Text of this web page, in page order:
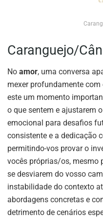
Caranguejo/
No amor, uma conversa
mexer profundamente
este um momento
o que sentem e ajustarem
emocional para desafios
consistente e a dedicação
permitindo-vos provar o
vocês próprias/os, mesmo
se desviarem do vosso
instabilidade do contexto
abordagens concretas e
detrimento de cenários